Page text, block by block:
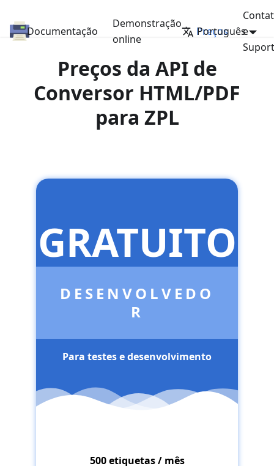
API do Conversor de HTML/PDF para ZPL
Documentação
Demonstração
online
Preços
e
Português
Preços da API de
Conversor HTML/PDF
para ZPL
GRATUITO
DESENVOLVEDO
R
Para testes e desenvolvimento
500 etiquetas / mês